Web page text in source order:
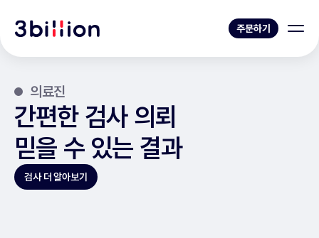
주문하기
의료진
간편한 검사 의뢰
믿을 수 있는 결과
검사 더 알아보기